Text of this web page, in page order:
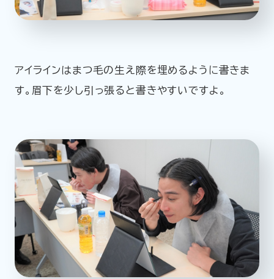
アイラインはまつ毛の生え際を埋めるように書きま
す。眉下を少し引っ張ると書きやすいですよ。